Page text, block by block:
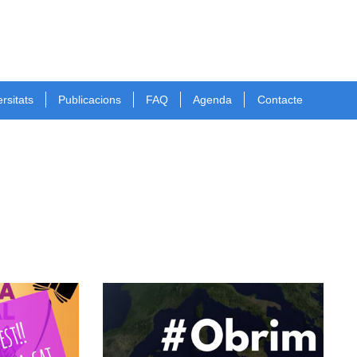
Publicacions FAQ Agenda Contacte